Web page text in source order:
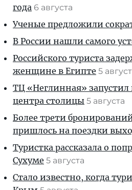
года 6 августа
Ученые предложили
В России нашли самого
Российского туриста
женщине в Египте 5
ТЦ «Неглинная» запустил
центра столицы 5 августа
Более трети
пришлось на поездки
Туристка рассказала о
Сухуме 5 августа
Стало известно, когда